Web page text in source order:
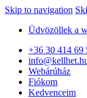
Skip to navigation
Üdvözöllek a
+36 30 414 69
Webárúház
Fiókom
Kedvenceim